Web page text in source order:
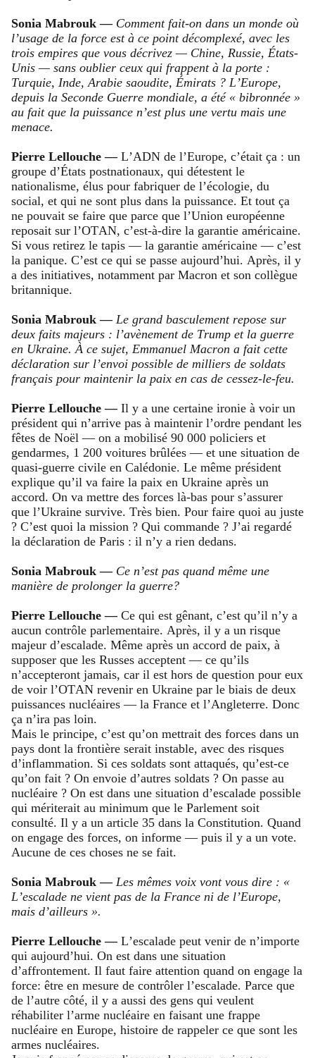
Sonia Mabrouk — Comment fait-on dans un monde où
l’usage de la force est à ce point décomplexé, avec les
trois empires que vous décrivez — Chine, Russie, États-
Unis — sans oublier ceux qui frappent à la porte :
Turquie, Inde, Arabie saoudite, Émirats ? L’Europe,
depuis la Seconde Guerre mondiale, a été « bibronnée »
au fait que la puissance n’est plus une vertu mais une
menace.
Pierre Lellouche —L’ADN de l’Europe, c’était ça : un
groupe d’États postnationaux, qui détestent le
nationalisme, élus pour fabriquer de l’écologie, du
social, et qui ne sont plus dans la puissance. Et tout ça
ne pouvait se faire que parce que l’Union européenne
reposait sur l’OTAN, c’est-à-dire la garantie américaine.
Si vous retirez le tapis — la garantie américaine — c’est
la panique. C’est ce qui se passe aujourd’hui. Après, il y
a des initiatives, notamment par Macron et son collègue
britannique.
Sonia Mabrouk — Le grand basculement repose sur
deux faits majeurs : l’avènement de Trump et la guerre
en Ukraine. À ce sujet, Emmanuel Macron a fait cette
déclaration sur l’envoi possible de milliers de soldats
français pour maintenir la paix en cas de cessez-le-feu.
Pierre Lellouche —Il y a une certaine ironie à voir un
président qui n’arrive pas à maintenir l’ordre pendant les
fêtes de Noël — on a mobilisé 90 000 policiers et
gendarmes, 1 200 voitures brûlées — et une situation de
quasi-guerre civile en Calédonie. Le même président
explique qu’il va faire la paix en Ukraine après un
accord. On va mettre des forces là-bas pour s’assurer
que l’Ukraine survive. Très bien. Pour faire quoi au juste
? C’est quoi la mission ? Qui commande ? J’ai regardé
la déclaration de Paris : il n’y a rien dedans.
Sonia Mabrouk — Ce n’est pas quand même une
manière de prolonger la guerre?
Pierre Lellouche —Ce qui est gênant, c’est qu’il n’y a
aucun contrôle parlementaire. Après, il y a un risque
majeur d’escalade. Même après un accord de paix, à
supposer que les Russes acceptent — ce qu’ils
n’accepteront jamais, car il est hors de question pour eux
de voir l’OTAN revenir en Ukraine par le biais de deux
puissances nucléaires — la France et l’Angleterre. Donc
ça n’ira pas loin.
Mais le principe, c’est qu’on mettrait des forces dans un
pays dont la frontière serait instable, avec des risques
d’inflammation. Si ces soldats sont attaqués, qu’est-ce
qu’on fait ? On envoie d’autres soldats ? On passe au
nucléaire ? On est dans une situation d’escalade possible
qui mériterait au minimum que le Parlement soit
consulté. Il y a un article 35 dans la Constitution. Quand
on engage des forces, on informe — puis il y a un vote.
Aucune de ces choses ne se fait.
Sonia Mabrouk — Les mêmes voix vont vous dire : «
L’escalade ne vient pas de la France ni de l’Europe,
mais d’ailleurs ».
Pierre Lellouche —L’escalade peut venir de n’importe
qui aujourd’hui. On est dans une situation
d’affrontement. Il faut faire attention quand on engage la
force: être en mesure de contrôler l’escalade. Parce que
de l’autre côté, il y a aussi des gens qui veulent
réhabiliter l’arme nucléaire en faisant une frappe
nucléaire en Europe, histoire de rappeler ce que sont les
armes nucléaires.